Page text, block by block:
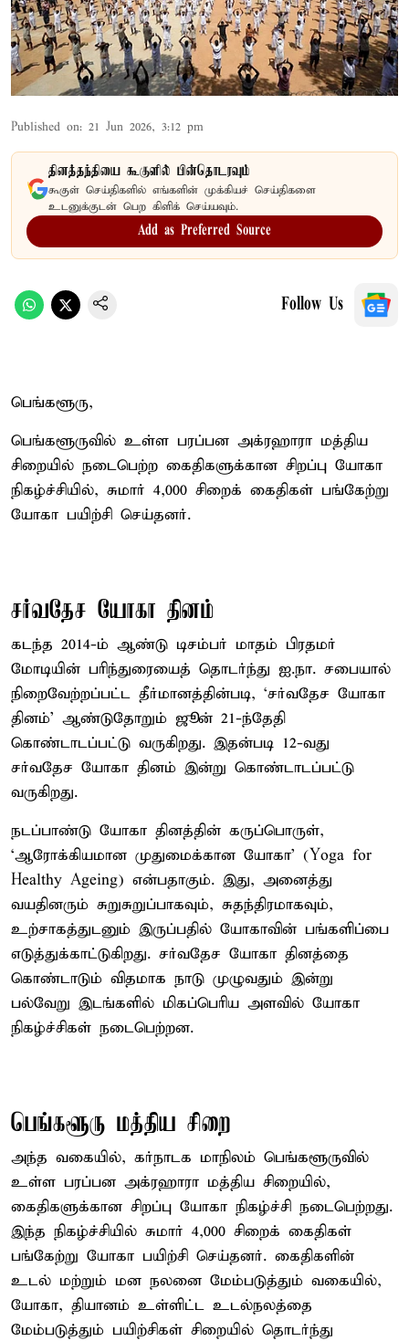
Published on: 21 Jun 2026, 3:12 pm
தினத்தந்தியை கூகுளில் பின்தொடரவும்
கூகுள் செய்திகளில் எங்களின் முக்கியச் செய்திகளை
உடனுக்குடன் பெற கிளிக் செய்யவும்.
Add as Preferred Source
Follow Us
பெங்களூரு,
பெங்களூருவில் உள்ள பரப்பன அக்ரஹாரா மத்திய
சிறையில் நடைபெற்ற கைதிகளுக்கான சிறப்பு யோகா
நிகழ்ச்சியில், சுமார் 4,000 சிறைக் கைதிகள் பங்கேற்று
யோகா பயிற்சி செய்தனர்.
சர்வதேச யோகா தினம்
கடந்த 2014-ம் ஆண்டு டிசம்பர் மாதம் பிரதமர்
மோடியின் பரிந்துரையைத் தொடர்ந்து ஐ.நா. சபையால்
நிறைவேற்றப்பட்ட தீர்மானத்தின்படி, ‘சர்வதேச யோகா
தினம்’ ஆண்டுதோறும் ஜூன் 21-ந்தேதி
கொண்டாடப்பட்டு வருகிறது. இதன்படி 12-வது
சர்வதேச யோகா தினம் இன்று கொண்டாடப்பட்டு
வருகிறது.
நடப்பாண்டு யோகா தினத்தின் கருப்பொருள்,
‘ஆரோக்கியமான முதுமைக்கான யோகா’ (Yoga for
Healthy Ageing) என்பதாகும். இது, அனைத்து
வயதினரும் சுறுசுறுப்பாகவும், சுதந்திரமாகவும்,
உற்சாகத்துடனும் இருப்பதில் யோகாவின் பங்களிப்பை
எடுத்துக்காட்டுகிறது. சர்வதேச யோகா தினத்தை
கொண்டாடும் விதமாக நாடு முழுவதும் இன்று
பல்வேறு இடங்களில் மிகப்பெரிய அளவில் யோகா
நிகழ்ச்சிகள் நடைபெற்றன.
பெங்களூரு மத்திய சிறை
அந்த வகையில், கர்நாடக மாநிலம் பெங்களூருவில்
உள்ள பரப்பன அக்ரஹாரா மத்திய சிறையில்,
கைதிகளுக்கான சிறப்பு யோகா நிகழ்ச்சி நடைபெற்றது.
இந்த நிகழ்ச்சியில் சுமார் 4,000 சிறைக் கைதிகள்
பங்கேற்று யோகா பயிற்சி செய்தனர். கைதிகளின்
உடல் மற்றும் மன நலனை மேம்படுத்தும் வகையில்,
யோகா, தியானம் உள்ளிட்ட உடல்நலத்தை
மேம்படுத்தும் பயிற்சிகள் சிறையில் தொடர்ந்து